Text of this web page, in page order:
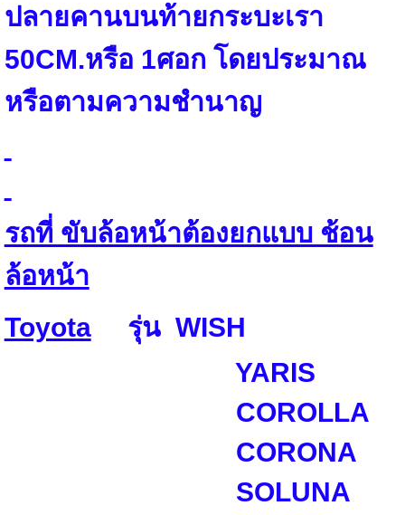
ปลายคานบนท้ายกระบะเรา
50CM.หรือ 1ศอก โดยประมาณ
หรือตามความชำนาญ
รถที่ ขับล้อหน้าต้องยกแบบ ช้อน
ล้อหน้า
Toyotaรุ่น WISH
YARIS
COROLLA
CORONA
SOLUNA